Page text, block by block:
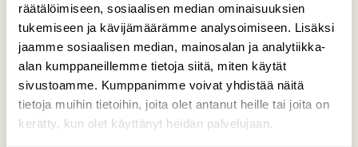
räätälöimiseen, sosiaalisen median ominaisuuksien
tukemiseen ja kävijämäärämme analysoimiseen. Lisäksi
jaamme sosiaalisen median, mainosalan ja analytiikka-
alan kumppaneillemme tietoja siitä, miten käytät
sivustoamme. Kumppanimme voivat yhdistää näitä
tietoja muihin tietoihin, joita olet antanut heille tai joita on
kerätty, kun olet käyttänyt heidän palvelujaan.
Metsäorvokki
Orvokit tienpientareella.
Valokuvaaja: Tarja Naukkarinen, Savitaipale
27.5.2025